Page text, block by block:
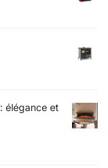
élégance et